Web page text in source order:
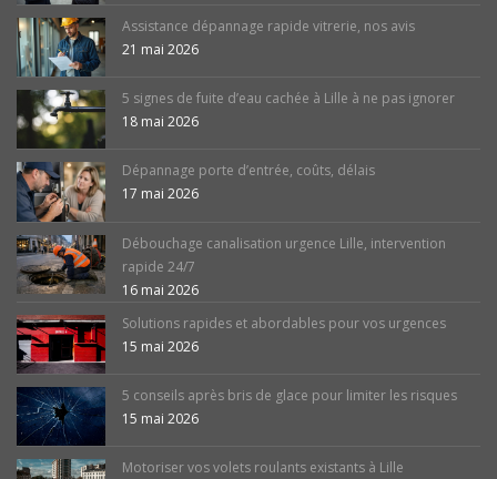
Assistance dépannage rapide vitrerie, nos avis
21 mai 2026
5 signes de fuite d’eau cachée à Lille à ne pas ignorer
18 mai 2026
Dépannage porte d’entrée, coûts, délais
17 mai 2026
Débouchage canalisation urgence Lille, intervention
rapide 24/7
16 mai 2026
Solutions rapides et abordables pour vos urgences
15 mai 2026
5 conseils après bris de glace pour limiter les risques
15 mai 2026
Motoriser vos volets roulants existants à Lille